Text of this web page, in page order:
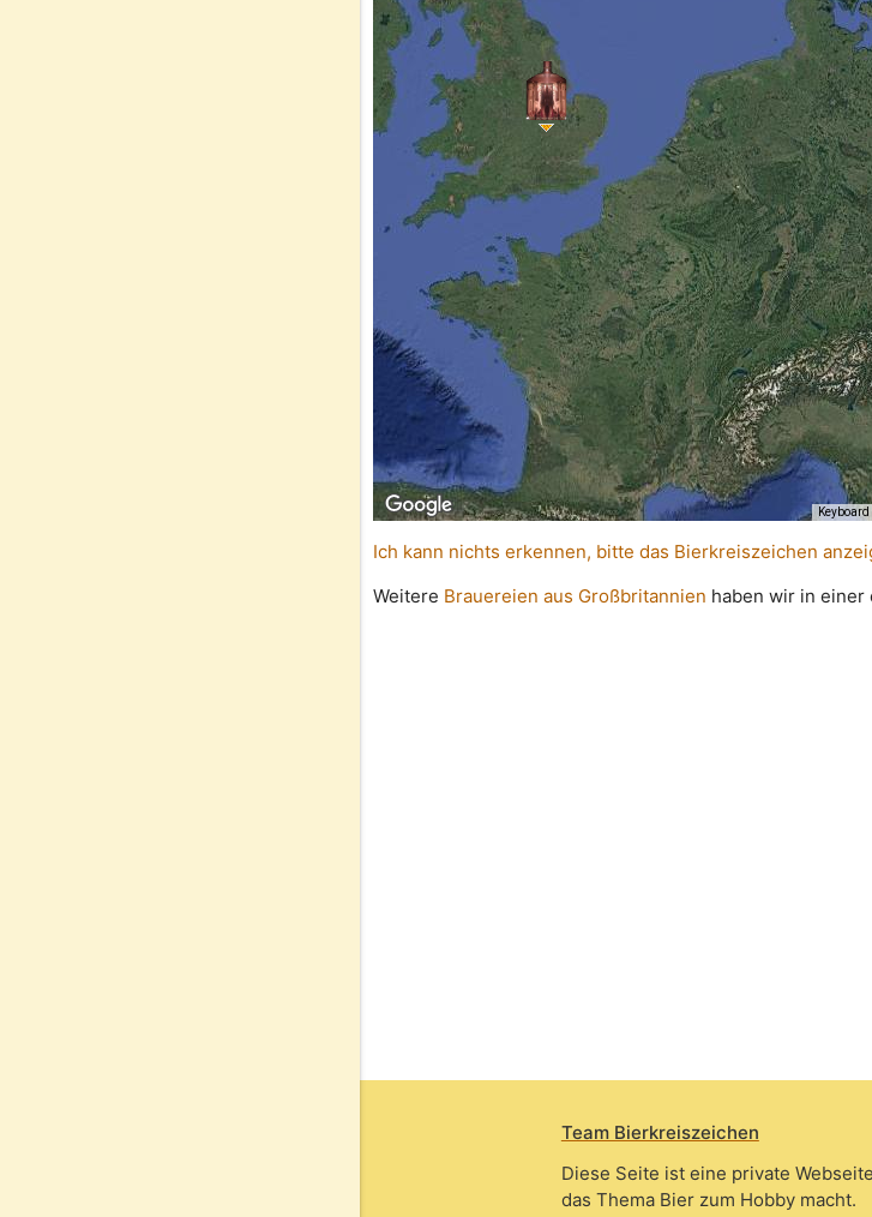
Ich kann nichts erkennen, bitte das Bierkreiszeichen
Weitere Brauereien aus Großbritannien haben wir in einer
Team Bierkreiszeichen
Diese Seite ist eine private
das Thema Bier zum Hobby macht.